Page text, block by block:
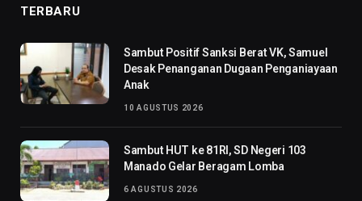
TERBARU
Sambut Positif Sanksi Berat VK, Samuel
Desak Penanganan Dugaan Penganiayaan
Anak
10 AGUSTUS 2026
Sambut HUT ke 81RI, SD Negeri 103
Manado Gelar Beragam Lomba
6 AGUSTUS 2026